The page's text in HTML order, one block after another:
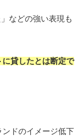
などの強い表現も
に貸したとは断定で
ドのイメージ低下